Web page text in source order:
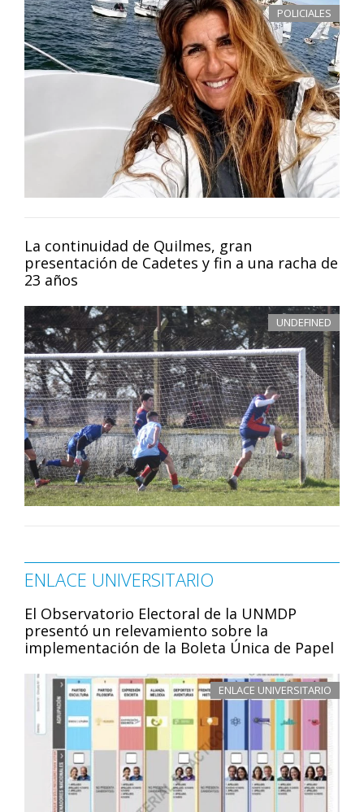
POLICIALES
La continuidad de Quilmes, gran
presentación de Cadetes y fin a una racha de
23 años
UNDEFINED
ENLACE UNIVERSITARIO
El Observatorio Electoral de la UNMDP
presentó un relevamiento sobre la
implementación de la Boleta Única de Papel
ENLACE UNIVERSITARIO